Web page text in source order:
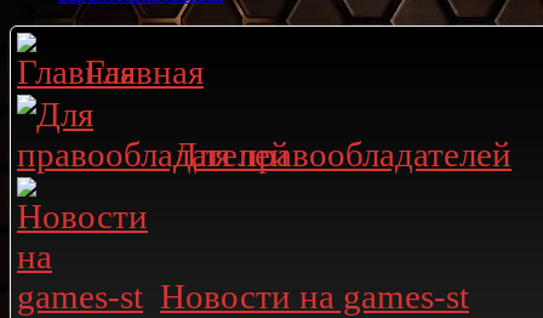
Главная
Для правообладателей
Новости на games-st